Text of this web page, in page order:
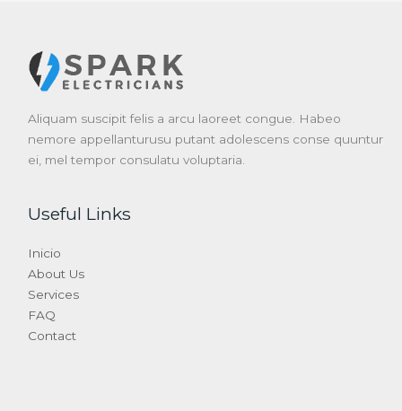
Aliquam suscipit felis a arcu laoreet congue. Habeo
nemore appellanturusu putant adolescens conse quuntur
ei, mel tempor consulatu voluptaria.
Useful Links
Inicio
About Us
Services
FAQ
Contact